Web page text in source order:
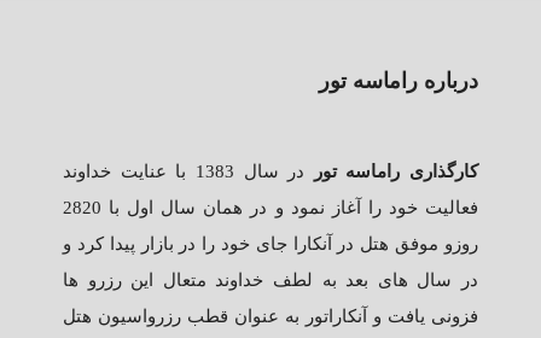
درباره راماسه تور
کارگذاری راماسه تور
در سال 1383 با عنایت خداوند
فعالیت خود را آغاز نمود و در همان سال اول با 2820
روزو موفق هتل در آنکارا جای خود را در بازار پیدا کرد و
در سال های بعد به لطف خداوند متعال این رزرو ها
فزونی یافت و آنکاراتور به عنوان قطب رزرواسیون هتل